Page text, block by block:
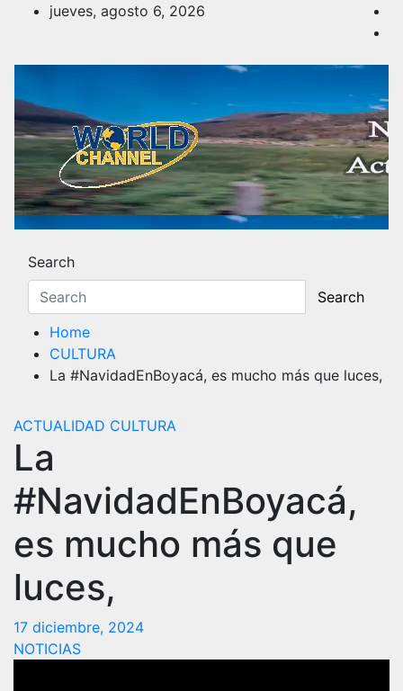
jueves, agosto 6, 2026
Noticias y Actualidad
Search
Search
Home
CULTURA
La #NavidadEnBoyacá, es mucho más que luces,
ACTUALIDAD CULTURA
La
#NavidadEnBoyacá,
es mucho más que
luces,
17 diciembre, 2024
NOTICIAS